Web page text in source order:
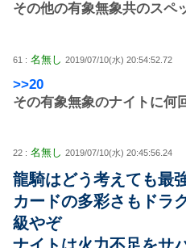
その他の有象無象共のスペ
61 : 名無し 2019/07/10(水) 20:54:52.72
>>20
その有象無象のナイトに何
22 : 名無し 2019/07/10(水) 20:45:56.24
龍騎はどう考えても最
カードの多彩さもドラ
級やぞ